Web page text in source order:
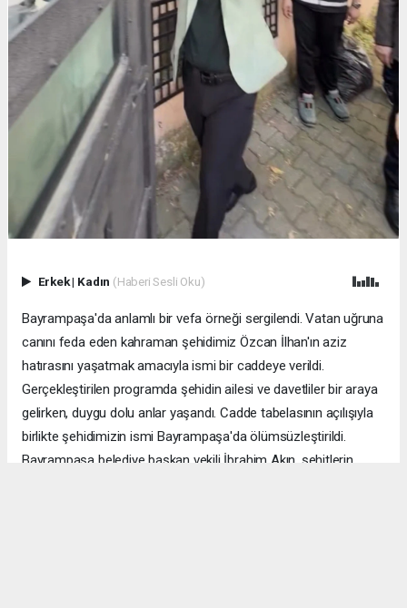
Erkek| Kadın (Haberi Sesli Oku)
Bayrampaşa'da anlamlı bir vefa örneği sergilendi. Vatan uğruna
canını feda eden kahraman şehidimiz Özcan İlhan'ın aziz
hatırasını yaşatmak amacıyla ismi bir caddeye verildi.
Gerçekleştirilen programda şehidin ailesi ve davetliler bir araya
gelirken, duygu dolu anlar yaşandı. Cadde tabelasının açılışıyla
birlikte şehidimizin ismi Bayrampaşa'da ölümsüzleştirildi.
Bayrampaşa belediye başkan vekili İbrahim Akın, şehitlerin